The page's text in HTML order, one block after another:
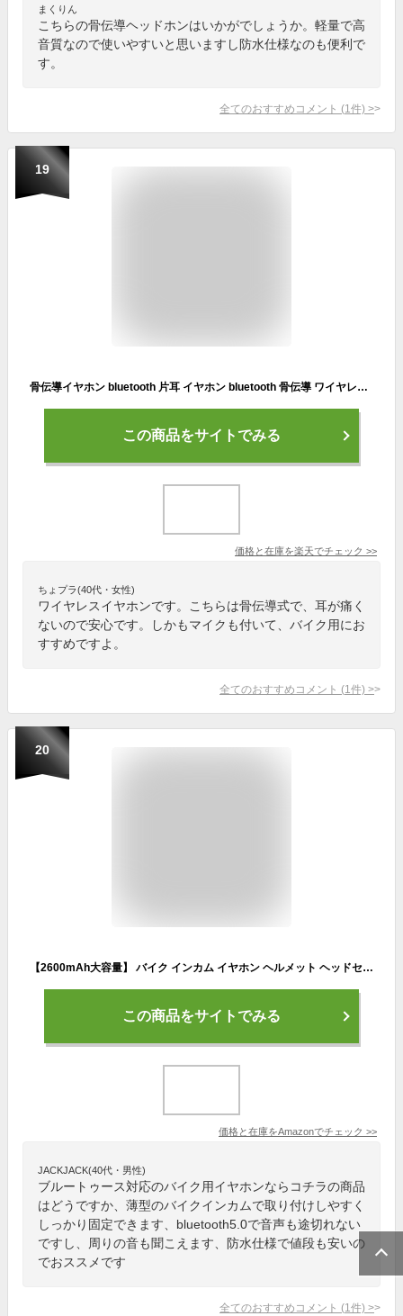
まくりん
こちらの骨伝導ヘッドホンはいかがでしょうか。軽量で高
音質なので使いやすいと思いますし防水仕様なのも便利で
す。
全てのおすすめコメント (1 件) >
19
骨伝導イヤホン bluetooth 片耳 イヤホン bluetooth 骨伝導 ワイヤレス イヤホン iPhone 通話 マイク イヤフォン ワイヤレス 右耳 左耳 生活 防水 高音質 LEDランプ付き
この商品をサイトでみる
価格と在庫を楽天でチェック >>
ちょプラ(40代・女性)
ワイヤレスイヤホンです。こちらは骨伝導式で、耳が痛く
ないので安心です。しかもマイクも付いて、バイク用にお
すすめですよ。
全てのおすすめコメント (1 件) >
20
【2600mAh大容量】 バイク インカム イヤホン ヘルメット ヘッドセット ブルートゥース bluetooth5.0 薄型 自動応答 技適認証取得済 IP65 防水 超長待機 ハンズフリー通話 オートバイ用 スピーカー インカム用 ヘルメット スピーカー 音楽/音声制御/通話 日本語説明書付き 1人用 A10
この商品をサイトでみる
価格と在庫をAmazonでチェック >>
JACKJACK(40代・男性)
ブルートゥース対応のバイク用イヤホンならコチラの商品
はどうですか、薄型のバイクインカムで取り付けしやすく
しっかり固定できます、bluetooth5.0で音声も途切れない
ですし、周りの音も聞こえます、防水仕様で値段も安いの
でおススメです
全てのおすすめコメント (1 件) >